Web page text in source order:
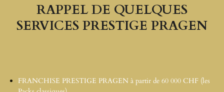
RAPPEL DE QUELQUES
SERVICES PRESTIGE PRAGEN
FRANCHISE PRESTIGE PRAGEN à partir de 60 000 CHF (les